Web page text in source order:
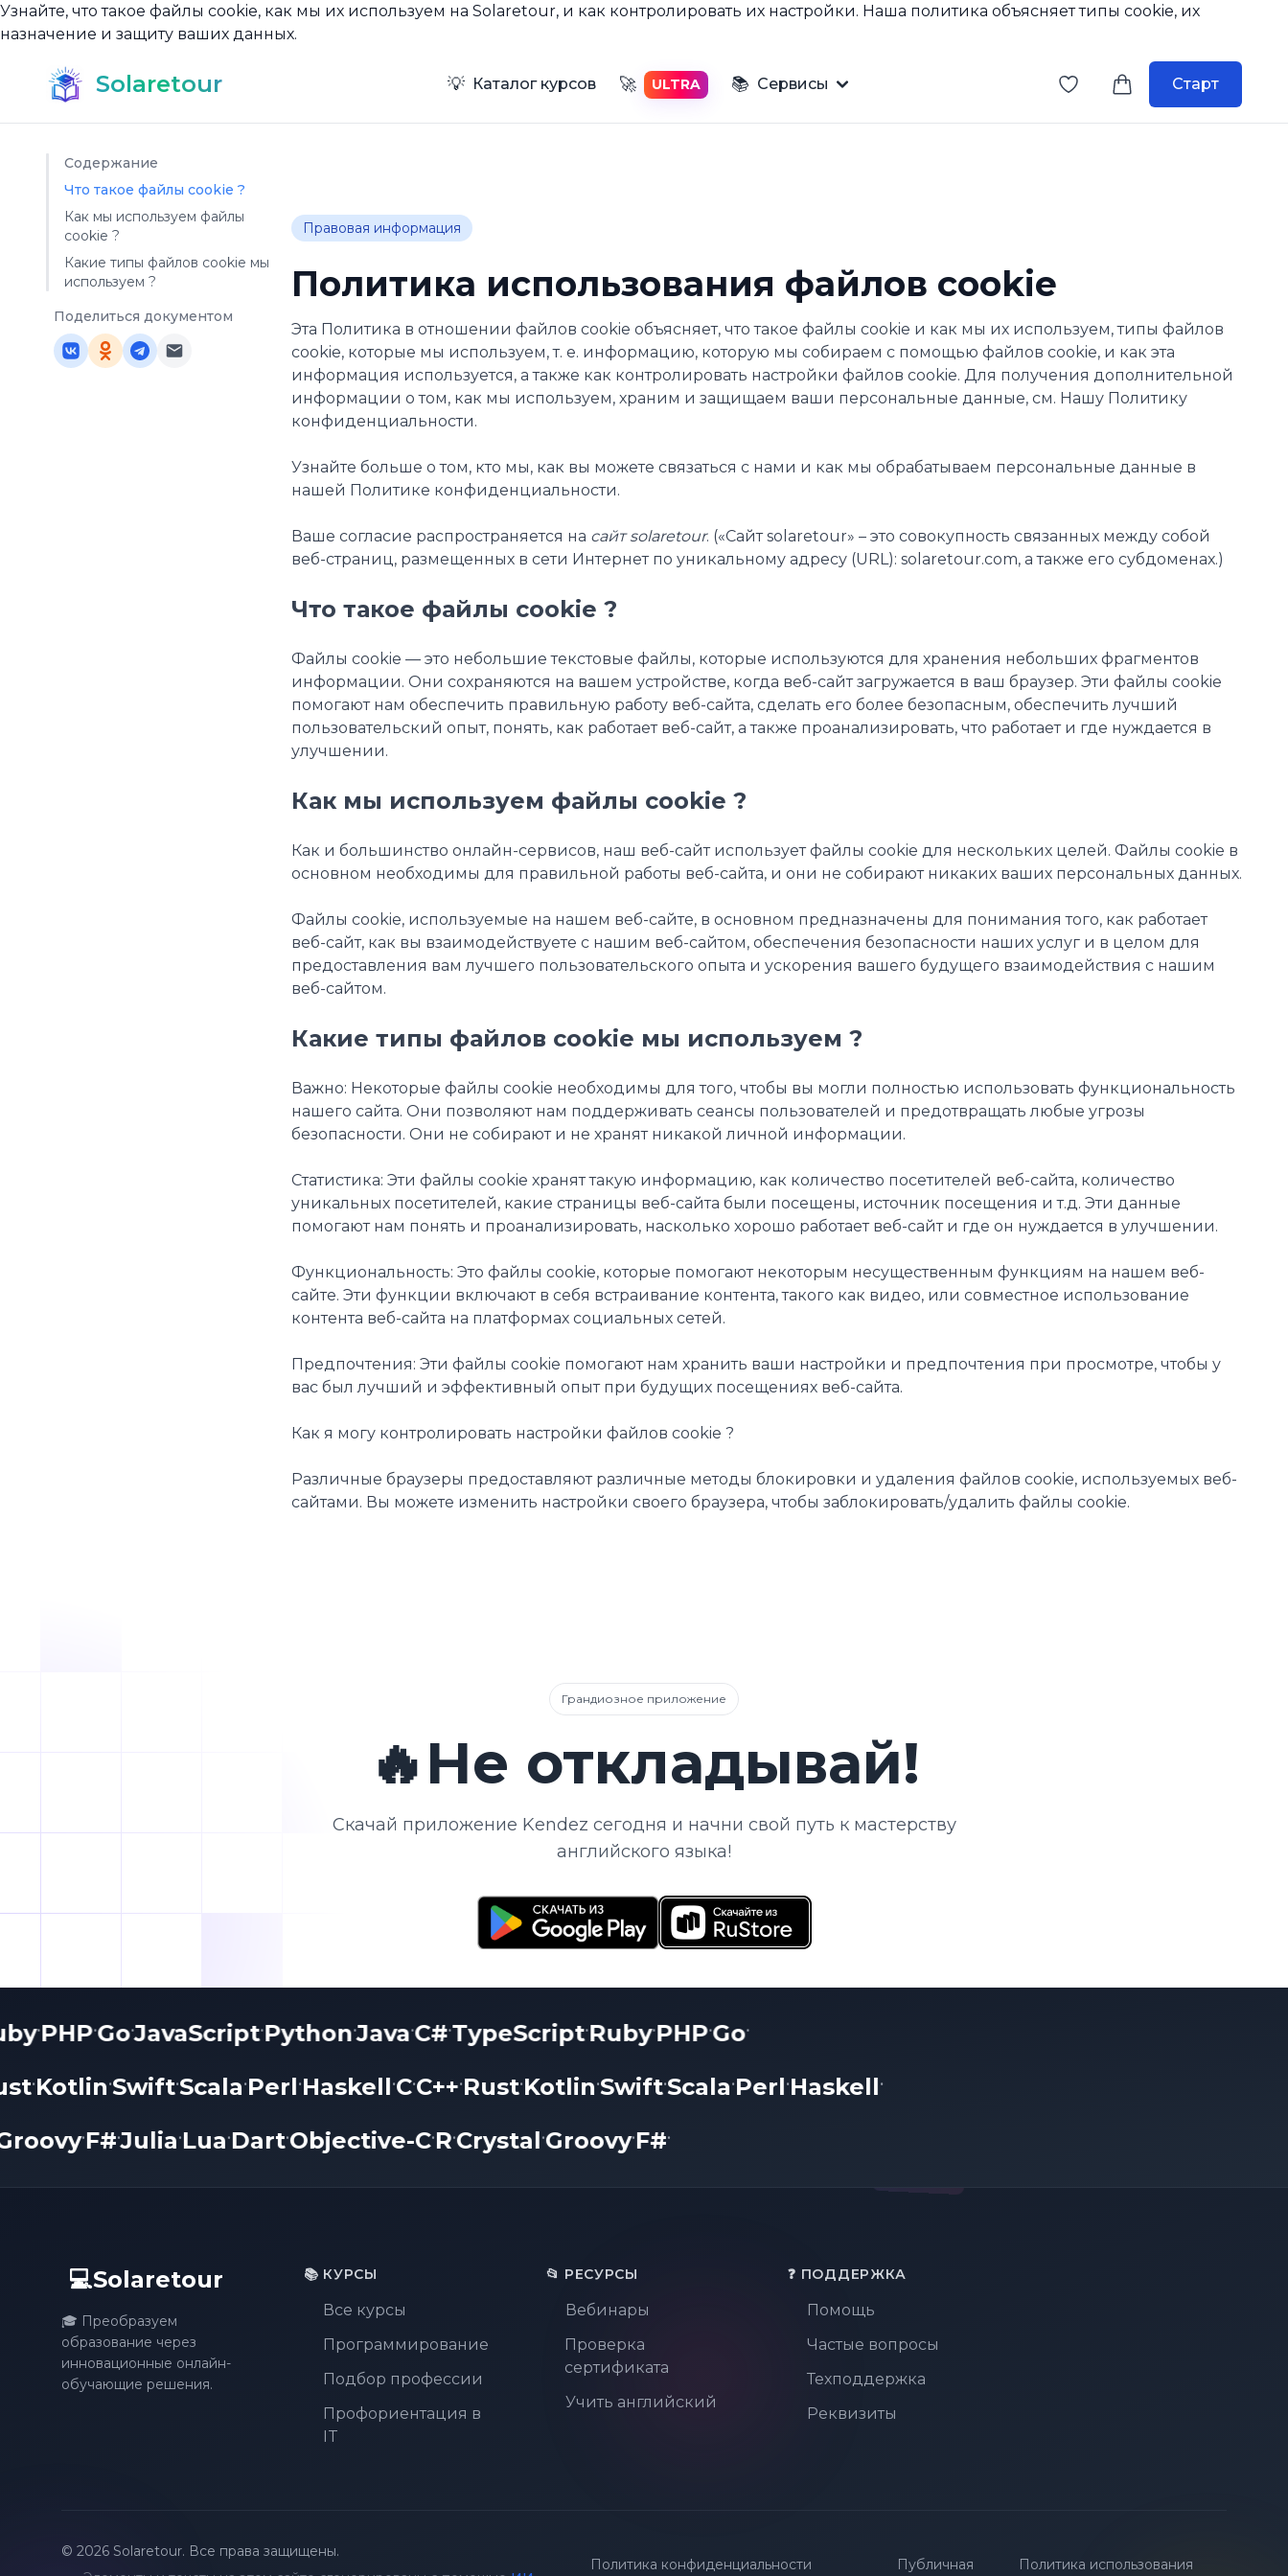
Узнайте, что такое файлы cookie, как мы их используем на Solaretour, и как контролировать их настройки. Наша политика объясняет типы cookie, их
назначение и защиту ваших данных.
Solaretour Старт
💡 Каталог курсов 🚀 ULTRA 📚 Сервисы
Содержание
Что такое файлы cookie ?
Как мы используем файлы
cookie ?
Какие типы файлов cookie мы
используем ?
Поделиться документом
Правовая информация
Политика использования файлов cookie
Эта Политика в отношении файлов cookie объясняет, что такое файлы cookie и как мы их используем, типы файлов
cookie, которые мы используем, т. е. информацию, которую мы собираем с помощью файлов cookie, и как эта
информация используется, а также как контролировать настройки файлов cookie. Для получения дополнительной
информации о том, как мы используем, храним и защищаем ваши персональные данные, см. Нашу Политику
конфиденциальности.
Узнайте больше о том, кто мы, как вы можете связаться с нами и как мы обрабатываем персональные данные в
нашей Политике конфиденциальности.
Ваше согласие распространяется на сайт solaretour. («Сайт solaretour» – это совокупность связанных между собой
веб-страниц, размещенных в сети Интернет по уникальному адресу (URL): solaretour.com, а также его субдоменах.)
Что такое файлы cookie ?
Файлы cookie — это небольшие текстовые файлы, которые используются для хранения небольших фрагментов
информации. Они сохраняются на вашем устройстве, когда веб-сайт загружается в ваш браузер. Эти файлы cookie
помогают нам обеспечить правильную работу веб-сайта, сделать его более безопасным, обеспечить лучший
пользовательский опыт, понять, как работает веб-сайт, а также проанализировать, что работает и где нуждается в
улучшении.
Как мы используем файлы cookie ?
Как и большинство онлайн-сервисов, наш веб-сайт использует файлы cookie для нескольких целей. Файлы cookie в
основном необходимы для правильной работы веб-сайта, и они не собирают никаких ваших персональных данных.
Файлы cookie, используемые на нашем веб-сайте, в основном предназначены для понимания того, как работает
веб-сайт, как вы взаимодействуете с нашим веб-сайтом, обеспечения безопасности наших услуг и в целом для
предоставления вам лучшего пользовательского опыта и ускорения вашего будущего взаимодействия с нашим
веб-сайтом.
Какие типы файлов cookie мы используем ?
Важно: Некоторые файлы cookie необходимы для того, чтобы вы могли полностью использовать функциональность
нашего сайта. Они позволяют нам поддерживать сеансы пользователей и предотвращать любые угрозы
безопасности. Они не собирают и не хранят никакой личной информации.
Статистика: Эти файлы cookie хранят такую информацию, как количество посетителей веб-сайта, количество
уникальных посетителей, какие страницы веб-сайта были посещены, источник посещения и т.д. Эти данные
помогают нам понять и проанализировать, насколько хорошо работает веб-сайт и где он нуждается в улучшении.
Функциональность: Это файлы cookie, которые помогают некоторым несущественным функциям на нашем веб-
сайте. Эти функции включают в себя встраивание контента, такого как видео, или совместное использование
контента веб-сайта на платформах социальных сетей.
Предпочтения: Эти файлы cookie помогают нам хранить ваши настройки и предпочтения при просмотре, чтобы у
вас был лучший и эффективный опыт при будущих посещениях веб-сайта.
Как я могу контролировать настройки файлов cookie ?
Различные браузеры предоставляют различные методы блокировки и удаления файлов cookie, используемых веб-
сайтами. Вы можете изменить настройки своего браузера, чтобы заблокировать/удалить файлы cookie.
Грандиозное приложение
🔥Не откладывай!
Скачай приложение Kendez сегодня и начни свой путь к мастерству
английского языка!
•PHP•Go•JavaScript•Python•Java•C#•TypeScript•Ruby•PHP•Go
•Kotlin•Swift•Scala•Perl•Haskell• C•C++•Rust•Kotlin•Swift•Scala•Perl•Haskell•
•Groovy•F#•JuliaLua•Dart•Objective-C•R•Crystal•Groovy•F#
💻Solaretour
🎓 Преобразуем
образование через
инновационные онлайн-
обучающие решения.
📚 КУРСЫ
Все курсы
Программирование
Подбор профессии
Профориентация в
IT
📂 РЕСУРСЫ
Вебинары
Проверка
сертификата
Учить английский
❓ ПОДДЕРЖКА
Помощь
Частые вопросы
Техподдержка
Реквизиты
© 2026 Solaretour. Все права защищены.
Политика конфиденциальности
Публичная
Политика использования